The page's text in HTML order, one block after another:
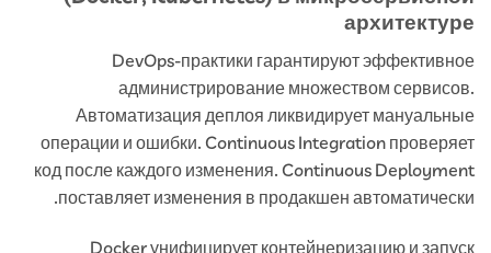
архитектуре
DevOps-практики гарантируют эффективное
администрирование множеством сервисов.
Автоматизация деплоя ликвидирует мануальные
операции и ошибки. Continuous Integration проверяет
код после каждого изменения. Continuous Deployment
поставляет изменения в продакшен автоматически.